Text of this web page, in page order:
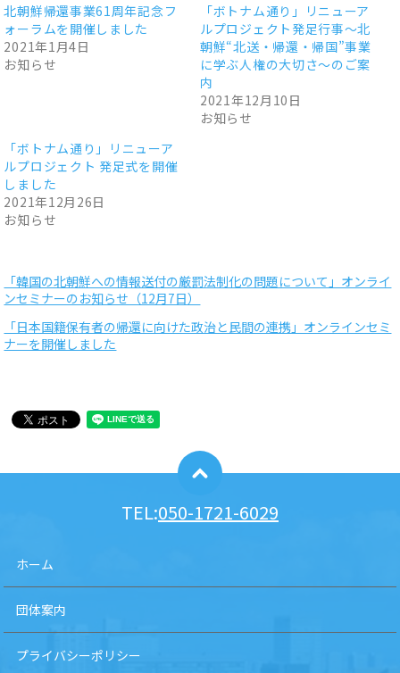
北朝鮮帰還事業61周年記念フ
ォーラムを開催しました
2021年1月4日
お知らせ
「ボトナム通り」リニューア
ルプロジェクト発足行事～北
朝鮮“北送・帰還・帰国”事業
に学ぶ人権の大切さ～のご案
内
2021年12月10日
お知らせ
「ボトナム通り」リニューア
ルプロジェクト 発足式を開催
しました
2021年12月26日
お知らせ
「韓国の北朝鮮への情報送付の厳罰法制化の問題について」オンライ
ンセミナーのお知らせ（12月7日）
「日本国籍保有者の帰還に向けた政治と民間の連携」オンラインセミ
ナーを開催しました
TEL:050-1721-6029
ホーム
団体案内
プライバシーポリシー